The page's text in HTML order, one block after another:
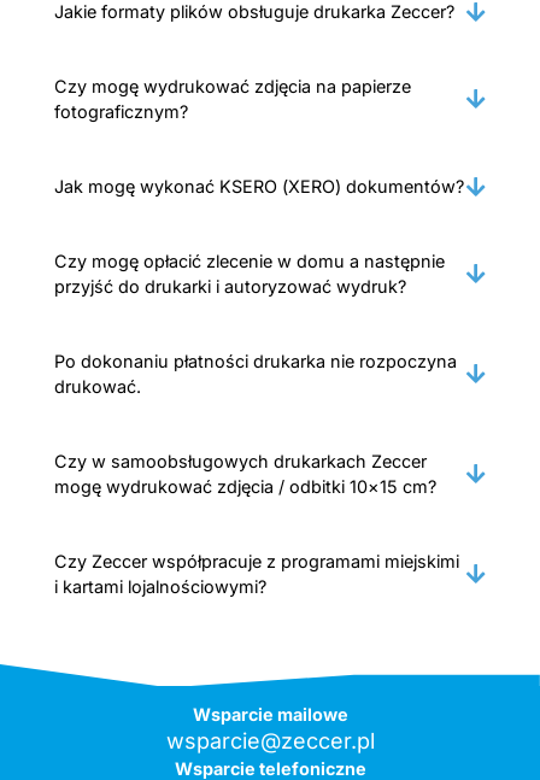
Jakie formaty plików obsługuje drukarka Zeccer?
Czy mogę wydrukować zdjęcia na papierze
fotograficznym?
Jak mogę wykonać KSERO (XERO) dokumentów?
Czy mogę opłacić zlecenie w domu a następnie
przyjść do drukarki i autoryzować wydruk?
Po dokonaniu płatności drukarka nie rozpoczyna
drukować.
Czy w samoobsługowych drukarkach Zeccer
mogę wydrukować zdjęcia / odbitki 10×15 cm?
Czy Zeccer współpracuje z programami miejskimi
i kartami lojalnościowymi?
Wsparcie mailowe
wsparcie@zeccer.pl
Wsparcie telefoniczne